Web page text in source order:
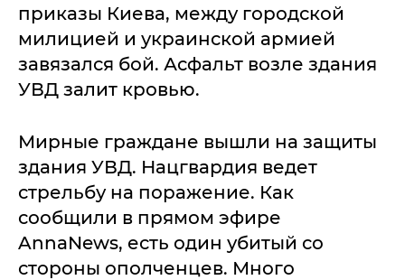
приказы Киева, между городской
милицией и украинской армией
завязался бой. Асфальт возле здания
УВД залит кровью.
Мирные граждане вышли на защиты
здания УВД. Нацгвардия ведет
стрельбу на поражение. Как
сообщили в прямом эфире
AnnaNews, есть один убитый со
стороны ополченцев. Много